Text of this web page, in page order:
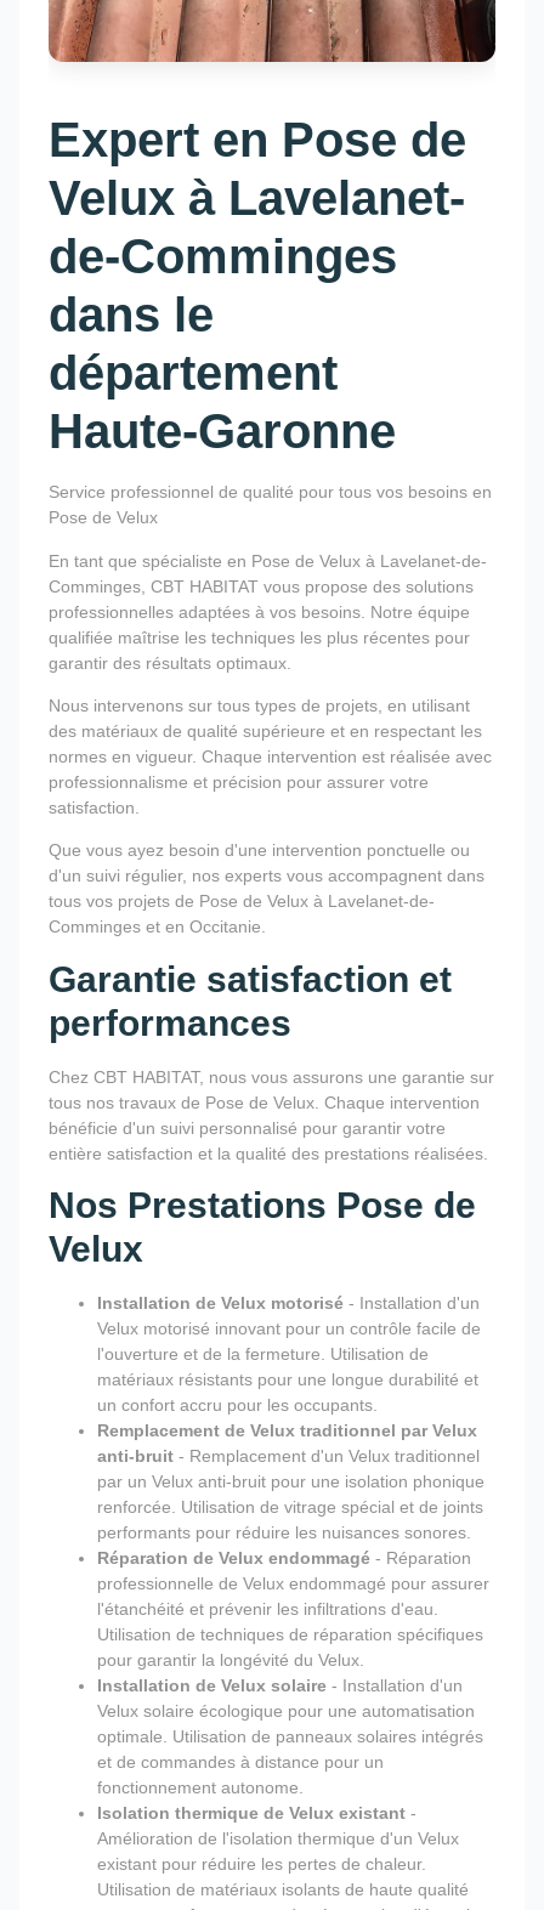
Expert en Pose de
Velux à Lavelanet-
de-Comminges
dans le
département
Haute-Garonne
Service professionnel de qualité pour tous vos besoins en
Pose de Velux
En tant que spécialiste en Pose de Velux à Lavelanet-de-
Comminges, CBT HABITAT vous propose des solutions
professionnelles adaptées à vos besoins. Notre équipe
qualifiée maîtrise les techniques les plus récentes pour
garantir des résultats optimaux.
Nous intervenons sur tous types de projets, en utilisant
des matériaux de qualité supérieure et en respectant les
normes en vigueur. Chaque intervention est réalisée avec
professionnalisme et précision pour assurer votre
satisfaction.
Que vous ayez besoin d'une intervention ponctuelle ou
d'un suivi régulier, nos experts vous accompagnent dans
tous vos projets de Pose de Velux à Lavelanet-de-
Comminges et en Occitanie.
Garantie satisfaction et
performances
Chez CBT HABITAT, nous vous assurons une garantie sur
tous nos travaux de Pose de Velux. Chaque intervention
bénéficie d'un suivi personnalisé pour garantir votre
entière satisfaction et la qualité des prestations réalisées.
Nos Prestations Pose de
Velux
Installation de Velux motorisé - Installation d'un
Velux motorisé innovant pour un contrôle facile de
l'ouverture et de la fermeture. Utilisation de
matériaux résistants pour une longue durabilité et
un confort accru pour les occupants.
Remplacement de Velux traditionnel par Velux
anti-bruit - Remplacement d'un Velux traditionnel
par un Velux anti-bruit pour une isolation phonique
renforcée. Utilisation de vitrage spécial et de joints
performants pour réduire les nuisances sonores.
Réparation de Velux endommagé - Réparation
professionnelle de Velux endommagé pour assurer
l'étanchéité et prévenir les infiltrations d'eau.
Utilisation de techniques de réparation spécifiques
pour garantir la longévité du Velux.
Installation de Velux solaire - Installation d'un
Velux solaire écologique pour une automatisation
optimale. Utilisation de panneaux solaires intégrés
et de commandes à distance pour un
fonctionnement autonome.
Isolation thermique de Velux existant -
Amélioration de l'isolation thermique d'un Velux
existant pour réduire les pertes de chaleur.
Utilisation de matériaux isolants de haute qualité